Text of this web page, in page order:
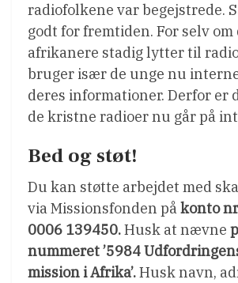
radiofolkene var begejstrede.
godt for fremtiden. For selv om
afrikanere stadig lytter til radio
bruger især de unge nu
deres informationer. Derfor er
de kristne radioer nu går på
Bed og støt!
Du kan støtte arbejdet med
via Missionsfonden påkonto
0006 139450.Husk at nævne
nummeret ’5984
mission i Afrika’.Husk navn,